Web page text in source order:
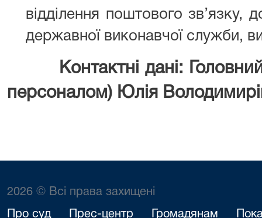
відділення поштового зв’язку,
державної виконавчої служби,
Контактні дані:
персоналом) Юлія
2026 © Всі права захищені
Про суд Прес-центр Громадянам